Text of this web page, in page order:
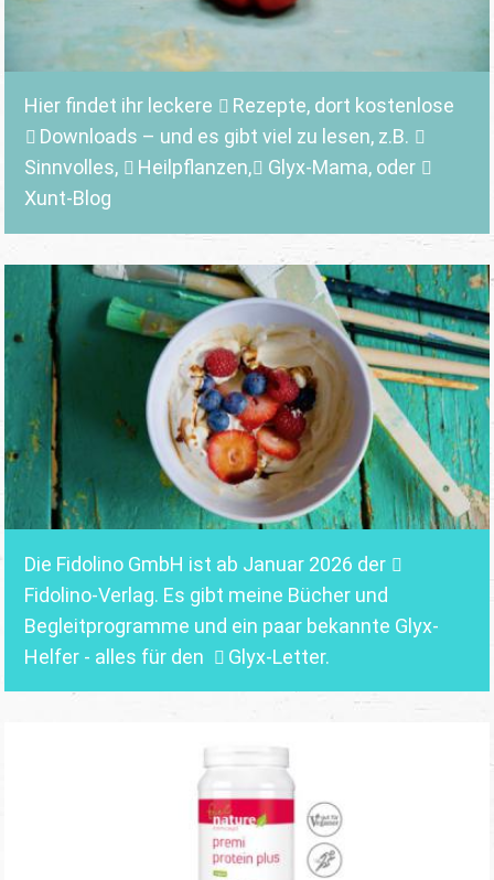
Hier findet ihr leckere Rezepte, dort kostenlose
Downloads – und es gibt viel zu lesen, z.B.
Sinnvolles, Heilpflanzen, Glyx-Mama,oder
Xunt-Blog
Die Fidolino GmbH ist ab Januar 2026 der
Fidolino-Verlag. Es gibt meine Bücher und
Begleitprogramme und ein paar bekannte Glyx-
Helfer - alles für den
Glyx-Letter.